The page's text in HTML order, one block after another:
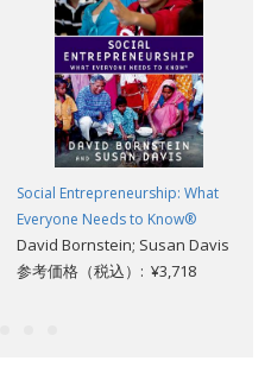
Social Entrepreneurship: What
Everyone Needs to Know®
David Bornstein; Susan Davis
参考価格（税込）: ¥3,718